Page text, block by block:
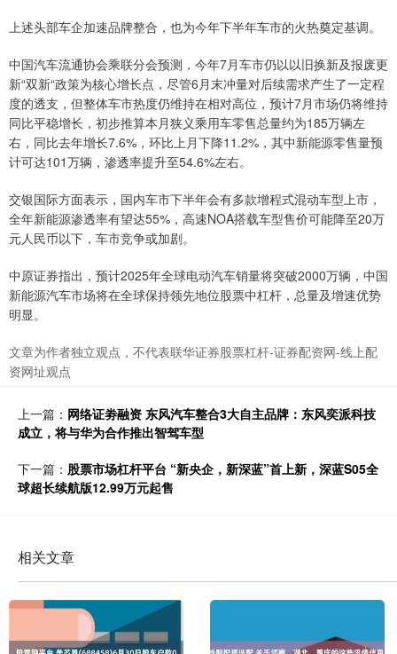
上述头部车企加速品牌整合，也为今年下半年车市的火热奠定基调。
中国汽车流通协会乘联分会预测，今年7月车市仍以以旧换新及报废更
新“双新“政策为核心增长点，尽管6月末冲量对后续需求产生了一定程
度的透支，但整体车市热度仍维持在相对高位，预计7月市场仍将维持
同比平稳增长，初步推算本月狭义乘用车零售总量约为185万辆左
右，同比去年增长7.6%，环比上月下降11.2%，其中新能源零售量预
计可达101万辆，渗透率提升至54.6%左右。
交银国际方面表示，国内车市下半年会有多款增程式混动车型上市，
全年新能源渗透率有望达55%，高速NOA搭载车型售价可能降至20万
元人民币以下，车市竞争或加剧。
中原证券指出，预计2025年全球电动汽车销量将突破2000万辆，中国
新能源汽车市场将在全球保持领先地位股票中杠杆，总量及增速优势
明显。
文章为作者独立观点，不代表联华证券股票杠杆-证券配资网-线上配
资网址观点
上一篇： 网络证劵融资 东风汽车整合3大自主品牌：东风奕派科技
成立，将与华为合作推出智驾车型
下一篇： 股票市场杠杆平台 “新央企，新深蓝”首上新，深蓝S05全
球超长续航版12.99万元起售
相关文章